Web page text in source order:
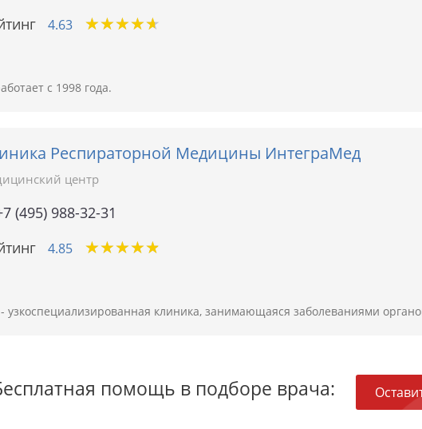
4.63 ★★★★★
★★★★★
с 1998 года.
Респираторной Медицины ИнтеграМед
центр
(495) 988-32-31
4.85 ★★★★★
★★★★★
узкоспециализированная клиника, занимающаяся заболеваниями
помощь в подборе врача: